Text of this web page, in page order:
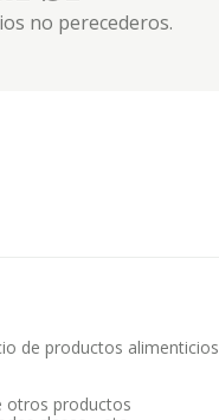
no perecederos.
de productos alimenticios
otros productos